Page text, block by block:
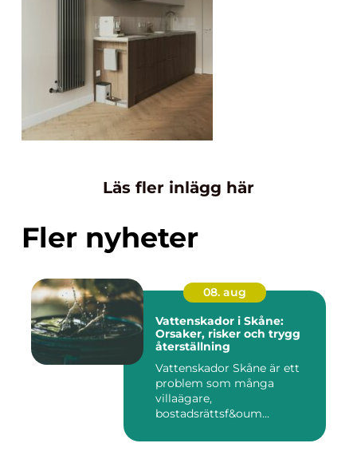
Läs fler inlägg här
Fler nyheter
08. aug
Vattenskador i Skåne:
Orsaker, risker och trygg
återställning
Vattenskador Skåne är ett
problem som många
villaägare,
bostadsrättsf&oum...